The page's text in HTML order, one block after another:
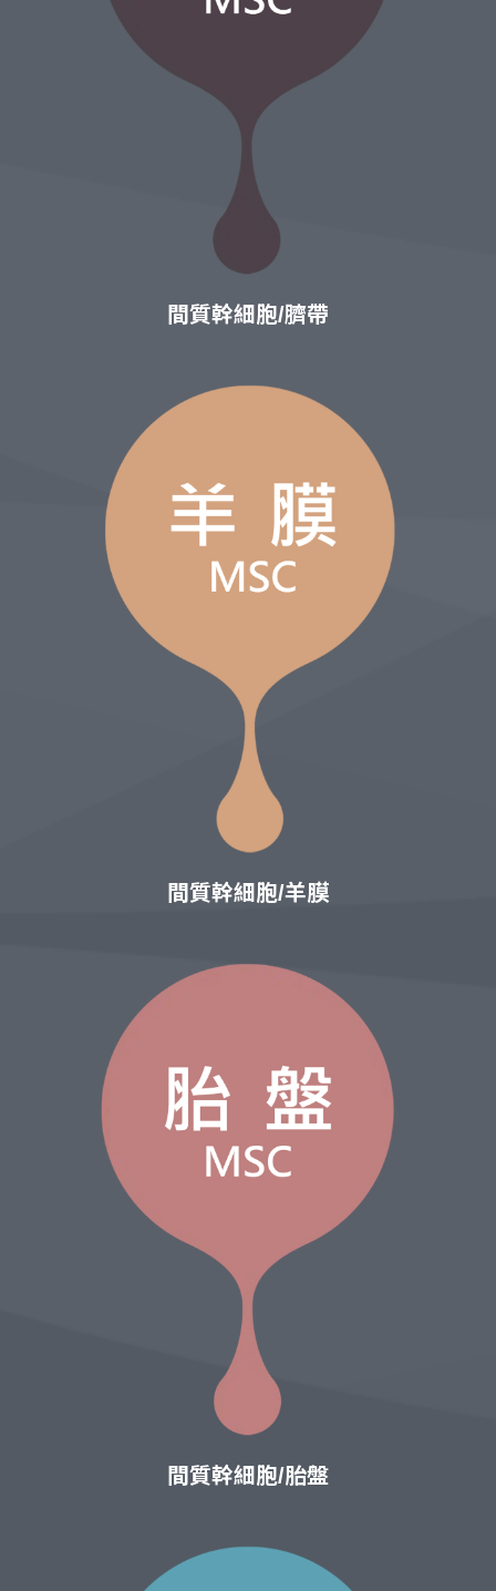
間質幹細胞/臍帶
間質幹細胞/羊膜
間質幹細胞/胎盤